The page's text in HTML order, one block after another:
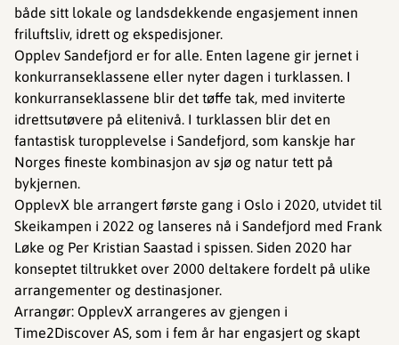
både sitt lokale og landsdekkende engasjement innen
friluftsliv, idrett og ekspedisjoner.
Opplev Sandefjord er for alle. Enten lagene gir jernet i
konkurranseklassene eller nyter dagen i turklassen. I
konkurranseklassene blir det tøffe tak, med inviterte
idrettsutøvere på elitenivå. I turklassen blir det en
fantastisk turopplevelse i Sandefjord, som kanskje har
Norges fineste kombinasjon av sjø og natur tett på
bykjernen.
OpplevX ble arrangert første gang i Oslo i 2020, utvidet til
Skeikampen i 2022 og lanseres nå i Sandefjord med Frank
Løke og Per Kristian Saastad i spissen. Siden 2020 har
konseptet tiltrukket over 2000 deltakere fordelt på ulike
arrangementer og destinasjoner.
Arrangør: OpplevX arrangeres av gjengen i
Time2Discover AS, som i fem år har engasjert og skapt